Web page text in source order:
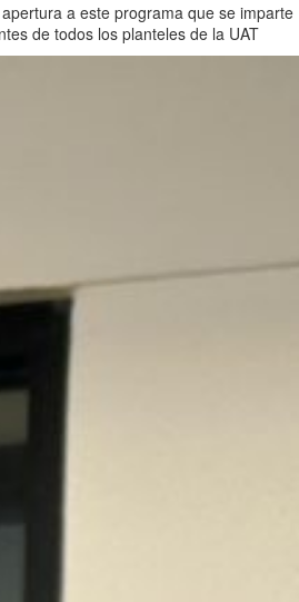
a este programa que se imparte
de todos los planteles de la UAT